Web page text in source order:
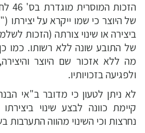
של היוצר כי שמו ייקרא על יצירתו
ביצירה או שינוי צורתה (הזכות
של התובע שונה ללא רשותו. כמו
מה ללא אזכור שם היוצר
ולפגיעה בזכויותיו.
לא ניתן לטעון כי מדובר ב"אי
קיימת כוונה לבצע שינוי
נחרצות וכי השינוי מהווה התערבות